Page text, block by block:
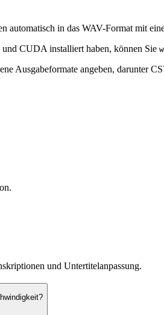
automatisch in das WAV-Format mit
CUDA installiert haben, können Sie
Ausgabeformate angeben, darunter
und Untertitelanpassung.